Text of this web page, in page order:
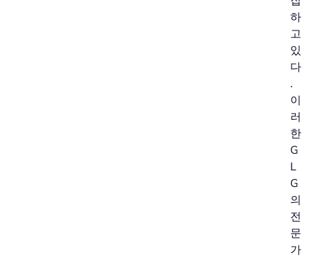
하
고
있
다
.
이
러
한
G
L
G
의
전
문
가